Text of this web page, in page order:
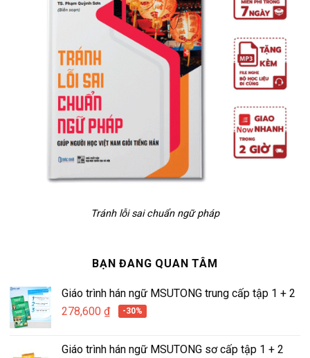
Tránh lỗi sai chuẩn ngữ pháp
BẠN ĐANG QUAN TÂM
Giáo trình hán ngữ MSUTONG trung cấp tập 1 + 2
278,600 ₫ -30%
Giáo trình hán ngữ MSUTONG sơ cấp tập 1 + 2